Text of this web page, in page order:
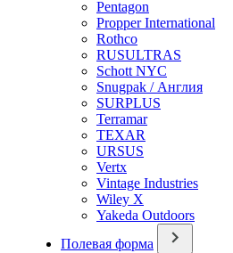
Pentagon
Propper International
Rothco
RUSULTRAS
Schott NYC
Snugpak / Англия
SURPLUS
Terramar
TEXAR
URSUS
Vertx
Vintage Industries
Wiley X
Yakeda Outdoors
Полевая форма